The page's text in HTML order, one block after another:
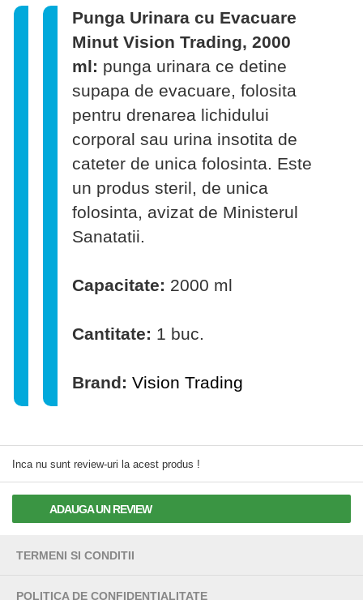
Punga Urinara cu Evacuare
Minut Vision Trading, 2000
ml: punga urinara ce detine
supapa de evacuare, folosita
pentru drenarea lichidului
corporal sau urina insotita de
cateter de unica folosinta. Este
un produs steril, de unica
folosinta, avizat de Ministerul
Sanatatii.
Capacitate: 2000 ml
Cantitate: 1 buc.
Brand: Vision Trading
Inca nu sunt review-uri la acest produs !
ADAUGA UN REVIEW
TERMENI SI CONDITII
POLITICA DE CONFIDENTIALITATE